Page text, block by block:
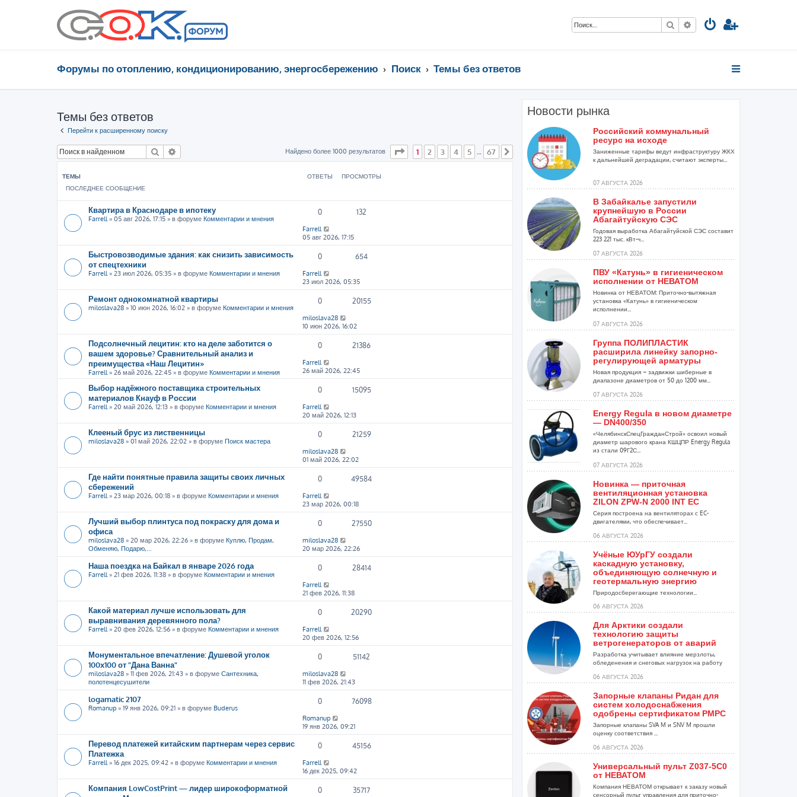
Поиск Расширенный поиск
Форумы по отоплению, кондиционированию, энергосбережению Поиск Темы без ответов
Темы без ответов
Перейти к расширенному поиску
Поиск Найдено более 1000 результатов Страница из 67
1 2 3 4 5 67 След.
ТЕМЫ ОТВЕТЫ
ПРОСМОТРЫ
ПОСЛЕДНЕЕ СООБЩЕНИЕ
Квартира в Краснодаре в ипотеку
Farrell » 05 авг 2026, 17:15 » в форуме Комментарии и мнения
0 132
Farrell
05 авг 2026, 17:15
Быстровозводимые здания: как снизить зависимость
от спецтехники
Farrell » 23 июл 2026, 05:35 » в форуме Комментарии и мнения
0 654
Farrell
23 июл 2026, 05:35
Ремонт однокомнатной квартиры
miloslava28 » 10 июн 2026, 16:02 » в форуме Комментарии и мнения
0 20155
miloslava28
10 июн 2026, 16:02
Подсолнечный лецитин: кто на деле заботится о
вашем здоровье? Сравнительный анализ и
преимущества «Наш Лецитин»
Farrell » 26 май 2026, 22:45 » в форуме Комментарии и мнения
0 21386
Farrell
26 май 2026, 22:45
Выбор надёжного поставщика строительных
материалов Кнауф в России
Farrell » 20 май 2026, 12:13 » в форуме Комментарии и мнения
0 15095
Farrell
20 май 2026, 12:13
Клееный брус из лиственницы
miloslava28 » 01 май 2026, 22:02 » в форуме Поиск мастера
0 21259
miloslava28
01 май 2026, 22:02
Где найти понятные правила защиты своих личных
сбережений
Farrell » 23 мар 2026, 00:18 » в форуме Комментарии и мнения
0 49584
Farrell
23 мар 2026, 00:18
Лучший выбор плинтуса под покраску для дома и
офиса
miloslava28 » 20 мар 2026, 22:26 » в форуме Куплю, Продам,
Обменяю, Подарю,...
0 27550
miloslava28
20 мар 2026, 22:26
Наша поездка на Байкал в январе 2026 года
Farrell » 21 фев 2026, 11:38 » в форуме Комментарии и мнения
0 28414
Farrell
21 фев 2026, 11:38
Какой материал лучше использовать для
выравнивания деревянного пола?
Farrell » 20 фев 2026, 12:56 » в форуме Комментарии и мнения
0 20290
Farrell
20 фев 2026, 12:56
Монументальное впечатление: Душевой уголок
100х100 от "Дана Ванна"
miloslava28 » 11 фев 2026, 21:43 » в форуме Сантехника,
полотенцесушители
0 51142
miloslava28
11 фев 2026, 21:43
logamatic 2107
Romanup » 19 янв 2026, 09:21 » в форуме Buderus
0 76098
Romanup
19 янв 2026, 09:21
Перевод платежей китайским партнерам через сервис
Платежка
Farrell » 16 дек 2025, 09:42 » в форуме Комментарии и мнения
0 45156
Farrell
16 дек 2025, 09:42
Компания LowCostPrint — лидер широкоформатной
0 35717
Новости рынка
Российский коммунальный
ресурс на исходе
Заниженные тарифы ведут инфраструктуру ЖКХ
к дальнейшей деградации, считают эксперты...
07 АВГУСТА 2026
В Забайкалье запустили
крупнейшую в России
Абагайтуйскую СЭС
Годовая выработка Абагайтуйской СЭС составит
223 221 тыс. кВт-ч...
07 АВГУСТА 2026
ПВУ «Катунь» в гигиеническом
исполнении от НЕВАТОМ
Новинка от НЕВАТОМ: Приточно-вытяжная
установка «Катунь» в гигиеническом
исполнении...
07 АВГУСТА 2026
Группа ПОЛИПЛАСТИК
расширила линейку запорно-
регулирующей арматуры
Новая продукция – задвижки шиберные в
диапазоне диаметров от 50 до 1200 мм...
07 АВГУСТА 2026
Energy Regula в новом диаметре
— DN400/350
«ЧелябинскСпецГражданСтрой» освоил новый
диаметр шарового крана КШЦПР Energy Regula
из стали 09Г2С...
07 АВГУСТА 2026
Новинка — приточная
вентиляционная установка
ZILON ZPW-N 2000 INT EC
Серия построена на вентиляторах с EC-
двигателями, что обеспечивает...
06 АВГУСТА 2026
Учёные ЮУрГУ создали
каскадную установку,
объединяющую солнечную и
геотермальную энергию
Природосберегающие технологии...
06 АВГУСТА 2026
Для Арктики создали
технологию защиты
ветрогенераторов от аварий
Разработка учитывает влияние мерзлоты,
обледенения и снеговых нагрузок на работу
06 АВГУСТА 2026
Запорные клапаны Ридан для
систем холодоснабжения
одобрены сертификатом РМРС
Запорные клапаны SVA M и SNV M прошли
оценку соответствия ...
06 АВГУСТА 2026
Универсальный пульт Z037-5C0
от НЕВАТОМ
Компания НЕВАТОМ открывает к заказу новый
сенсорный пульт управления для приточно-